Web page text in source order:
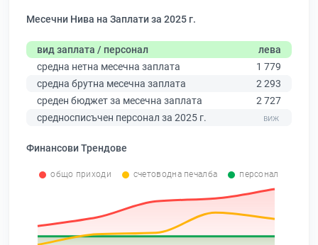
Месечни Нива на Заплати за 2025 г.
вид заплата / персонал
лева
средна нетна месечна заплата
1 779
средна брутна месечна заплата
2 293
среден бюджет за месечна заплата
2 727
средносписъчен персонал за 2025 г.
Финансови Трендове
общо приходи счетоводна печалба персонал